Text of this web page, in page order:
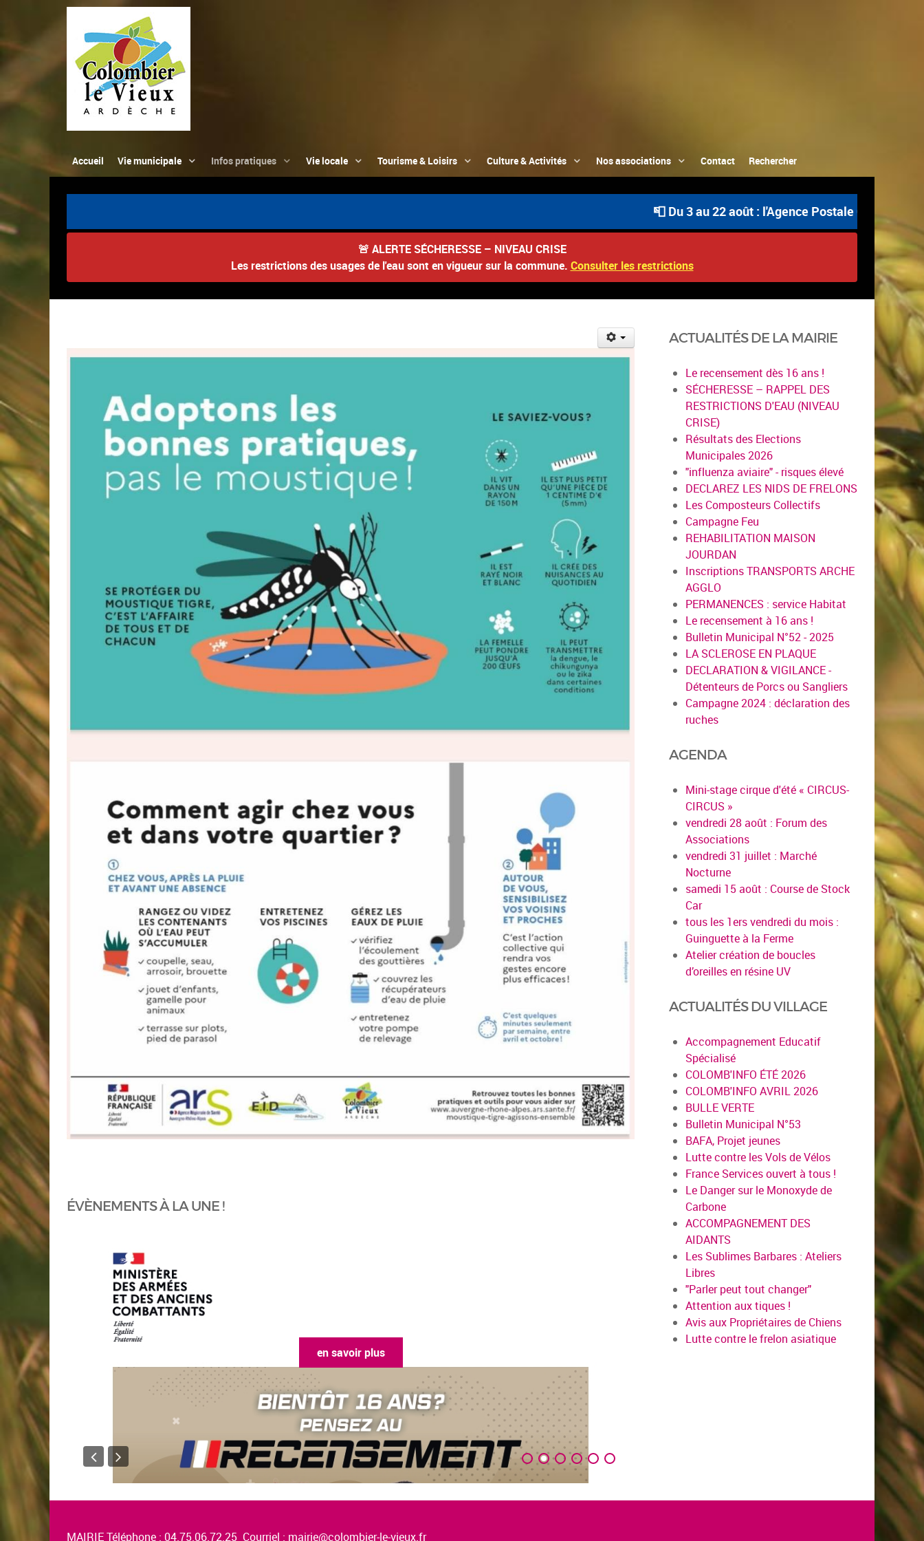
Accueil Vie municipale Infos pratiques Vie locale Tourisme & Loisirs Culture & Activités Nos associations Contact Rechercher
📮 Du 3 au 22 août : l'Agence Postale Communale
🚨 ALERTE SÉCHERESSE – NIVEAU CRISE
Les restrictions des usages de l'eau sont en vigueur sur la commune. Consulter les restrictions
ÉVÈNEMENTS À LA UNE !
ACTUALITÉS DE LA MAIRIE
Le recensement dès 16 ans !
SÉCHERESSE – RAPPEL DES
RESTRICTIONS D'EAU (NIVEAU
CRISE)
Résultats des Elections
Municipales 2026
"influenza aviaire" - risques élevé
DECLAREZ LES NIDS DE FRELONS
Les Composteurs Collectifs
Campagne Feu
REHABILITATION MAISON
JOURDAN
Inscriptions TRANSPORTS ARCHE
AGGLO
PERMANENCES : service Habitat
Le recensement à 16 ans !
Bulletin Municipal N°52 - 2025
LA SCLEROSE EN PLAQUE
DECLARATION & VIGILANCE -
Détenteurs de Porcs ou Sangliers
Campagne 2024 : déclaration des
ruches
AGENDA
Mini-stage cirque d'été « CIRCUS-
CIRCUS »
vendredi 28 août : Forum des
Associations
vendredi 31 juillet : Marché
Nocturne
samedi 15 août : Course de Stock
Car
tous les 1ers vendredi du mois :
Guinguette à la Ferme
Atelier création de boucles
d’oreilles en résine UV
ACTUALITÉS DU VILLAGE
Accompagnement Educatif
Spécialisé
COLOMB'INFO ÉTÉ 2026
COLOMB'INFO AVRIL 2026
BULLE VERTE
Bulletin Municipal N°53
BAFA, Projet jeunes
Lutte contre les Vols de Vélos
France Services ouvert à tous !
Le Danger sur le Monoxyde de
Carbone
ACCOMPAGNEMENT DES
AIDANTS
Les Sublimes Barbares : Ateliers
Libres
"Parler peut tout changer"
Attention aux tiques !
Avis aux Propriétaires de Chiens
Lutte contre le frelon asiatique
MAIRIE Téléphone : 04.75.06.72.25 Courriel : mairie@colombier-le-vieux.fr